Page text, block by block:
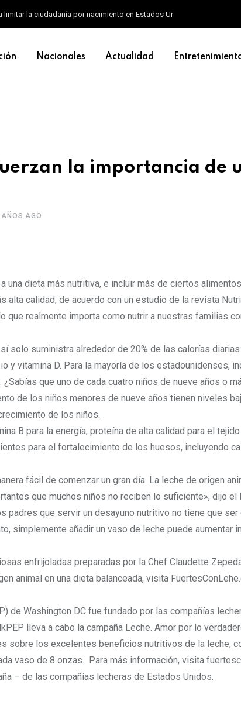
la ciudadanía por nacimiento en Estados Unidos
Nacionales Actualidad
la importancia de
AÑOS AGO
una dieta más nutritiva, e incluir más de ciertos
calidad, de acuerdo con un estudio de la revista
realmente importa como nutrir a nuestras familias
solo suministra alrededor de 20% de las calorías
y vitamina D. Para la mayoría de los estadounidenses,
que uno de cada cuatro niños de nueve años o
de los niños menores de nueve años tienen niveles
de los niños.
B para la energía, proteína de alta calidad para el tejido
para el fortalecimiento de los huesos, incluyendo
fácil de comenzar un gran día. La leche de origen
que muchos niños no reciben lo suficiente», dijo el
padres que servir un desayuno nutritivo no tiene que
simplemente añadir un vaso de leche puede aumentar
enfrijoladas preparadas por la Chef Claudette
animal en una dieta balanceada, visita
de Washington DC fue fundado por las compañías
lleva a cabo la campaña Leche. Amor por lo
sobre los excelentes beneficios nutritivos de la leche,
vaso de 8 onzas. Para más información, visita
– de las compañías lecheras de Estados Unidos.